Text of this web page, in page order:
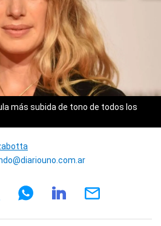
más subida de tono de todos los